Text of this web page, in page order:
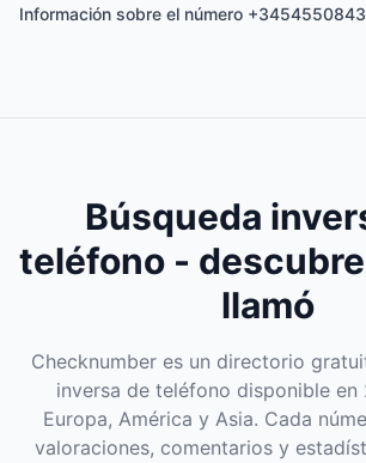
Información sobre el número
Búsqueda
teléfono -
llamó
Checknumber es un directorio
inversa de teléfono disponible en
Europa, América y Asia. Cada
valoraciones, comentarios y